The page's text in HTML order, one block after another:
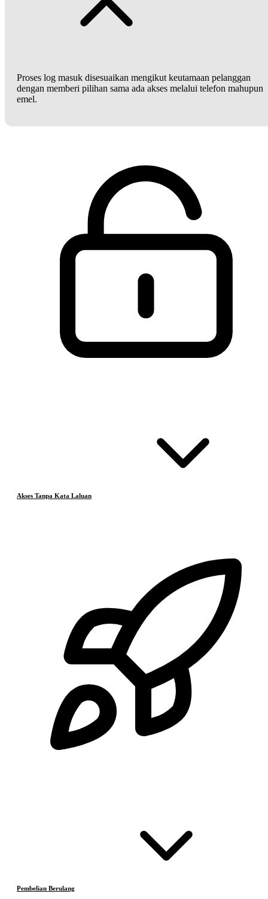
Proses log masuk disesuaikan mengikut keutamaan pelanggan
dengan memberi pilihan sama ada akses melalui telefon mahupun
emel.
Akses Tanpa Kata Laluan
Pembelian Berulang